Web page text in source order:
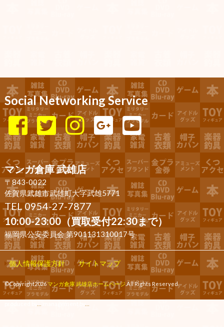
Social Networking Service
マンガ倉庫 武雄店
〒843-0022
佐賀県武雄市武雄町大字武雄5771
TEL 0954-27-7877
10:00-23:00（買取受付22:30まで）
福岡県公安委員会 第901131310017号
個人情報保護方針 サイトマップ
©Copyright2026マンガ倉庫 武雄店ホームページ .All Rights Reserved.